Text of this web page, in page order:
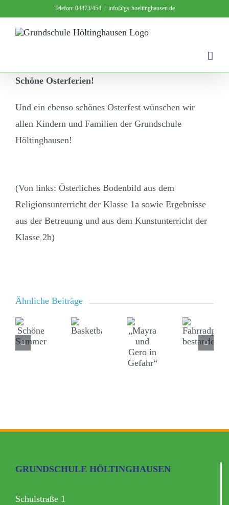
Telefon: 04473/454 info@gs-hoeltinghausen.de
Schöne Osterferien!
Und ein ebenso schönes Osterfest wünschen wir
allen Kindern und Familien der Grundschule
Höltinghausen!
(Von links: Österliches Bodenbild aus dem
Religionsunterricht der Klasse 1a sowie Ergebnisse
aus der Betreuung und aus dem Kunstunterricht der
Klasse 2b)
Ähnliche Beiträge
Schöne
und
Gero
Fahrradprüfung
GRUNDSCHULE HÖLTINGHAUSEN
Schulstraße 1